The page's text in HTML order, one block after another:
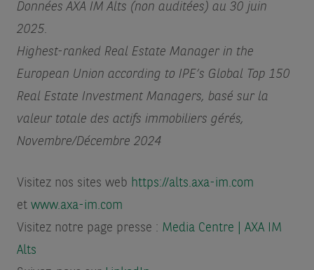
Données AXA IM Alts (non auditées) au 30 juin
2025.
Highest-ranked Real Estate Manager in the
European Union according to IPE’s Global Top 150
Real Estate Investment Managers, basé sur la
valeur totale des actifs immobiliers gérés,
Novembre/Décembre 2024
Visitez nos sites web https://alts.axa-im.com
et www.axa-im.com
Visitez notre page presse : Media Centre | AXA IM
Alts